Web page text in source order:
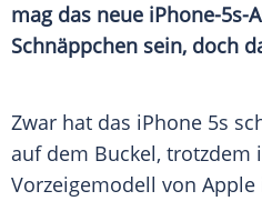
mag das neue iPhone-5s-
Schnäppchen sein, doch
Zwar hat das iPhone 5s
auf dem Buckel, trotzdem
Vorzeigemodell von Apple